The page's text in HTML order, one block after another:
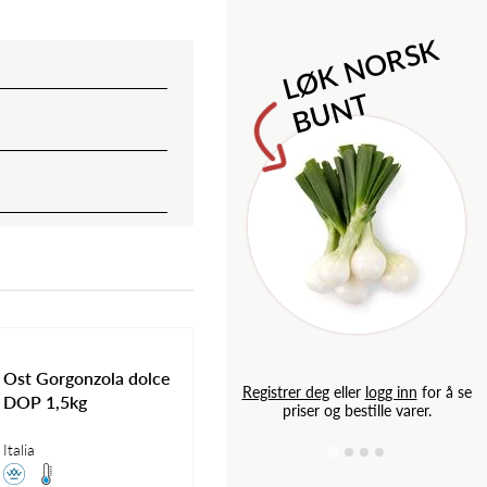
innfor å se
varer.
L
Ø
K
N
O
R
S
K
B
U
N
T
Registrer degeller logg inn for å se
priser og bestille varer.
Ost Gorgonzola dolce
DOP 1,5kg
Italia